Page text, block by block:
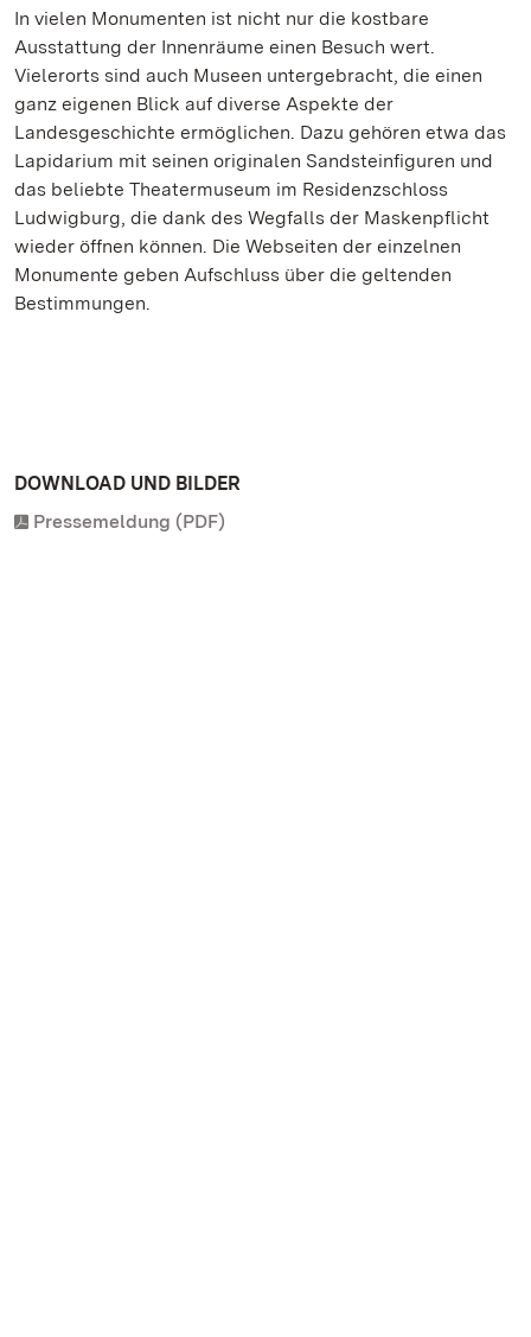
In vielen Monumenten ist nicht nur die kostbare
Ausstattung der Innenräume einen Besuch wert.
Vielerorts sind auch Museen untergebracht, die einen
ganz eigenen Blick auf diverse Aspekte der
Landesgeschichte ermöglichen. Dazu gehören etwa das
Lapidarium mit seinen originalen Sandsteinfiguren und
das beliebte Theatermuseum im Residenzschloss
Ludwigburg, die dank des Wegfalls der Maskenpflicht
wieder öffnen können. Die Webseiten der einzelnen
Monumente geben Aufschluss über die geltenden
Bestimmungen.
DOWNLOAD UND BILDER
Pressemeldung (PDF)